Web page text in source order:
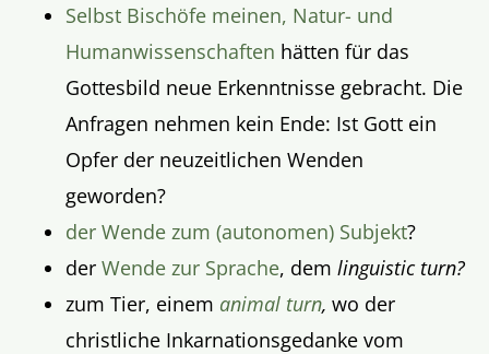
Selbst Bischöfe meinen, Natur- und
Humanwissenschaften hätten für das
Gottesbild neue Erkenntnisse gebracht. Die
Anfragen nehmen kein Ende: Ist Gott ein
Opfer der neuzeitlichen Wenden
geworden?
der Wende zum (autonomen) Subjekt?
der Wende zur Sprache, dem linguistic turn?
zum Tier, einem animal turn, wo der
christliche Inkarnationsgedanke vom